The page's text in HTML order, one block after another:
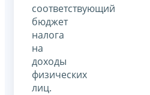
соответствующий
бюджет
налога
на
доходы
физических
лиц.